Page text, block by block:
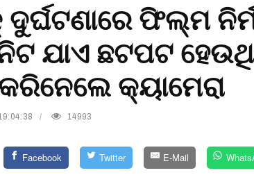
ଦୁର୍ଘଟଣାରେ ଫିଲ୍ମ
ଯାଏ ଛଟପଟ
କ୍ୟାମେରା
14993
Facebook Twitter E-Mail